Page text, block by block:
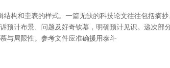
构和圭表的样式。一篇无缺的科技论文往往包括摘
计布景、问题及好奇钦慕，明确预计见识。递次部
与局限性。参考文件应准确援用泰斗